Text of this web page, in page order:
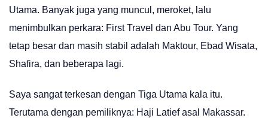
Utama. Banyak juga yang muncul, meroket, lalu
menimbulkan perkara: First Travel dan Abu Tour. Yang
tetap besar dan masih stabil adalah Maktour, Ebad Wisata,
Shafira, dan beberapa lagi.
Saya sangat terkesan dengan Tiga Utama kala itu.
Terutama dengan pemiliknya: Haji Latief asal Makassar.